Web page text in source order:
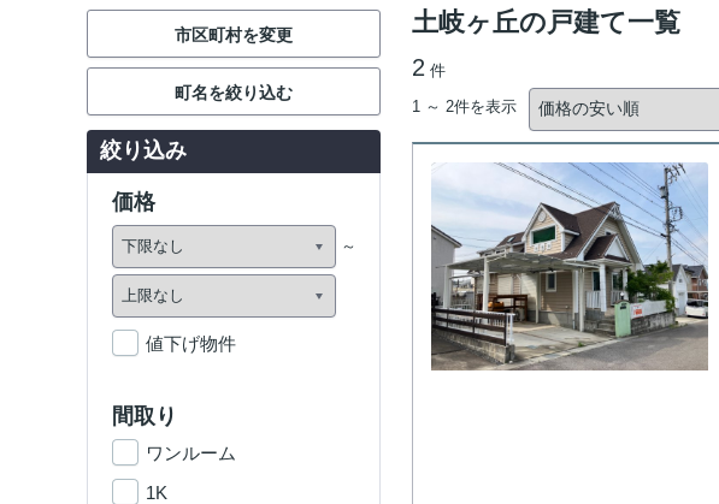
土岐ヶ丘の戸建て一覧
2 件
1 ～ 2件を表示
市区町村を変更
町名を絞り込む
絞り込み
価格
値下げ物件
間取り
ワンルーム
1K